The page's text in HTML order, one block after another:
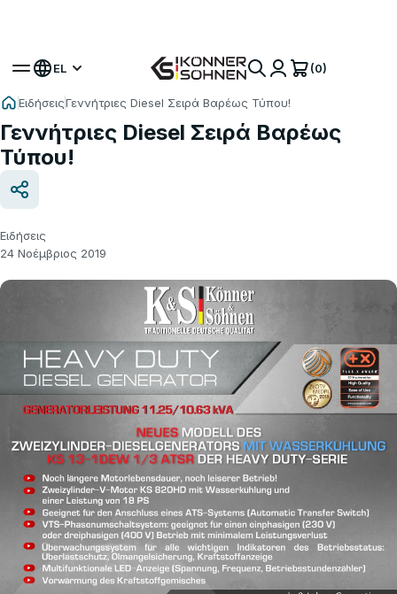
EL (0)
ΕιδήσειςΓεννήτριες Diesel Σειρά Βαρέως Τύπου!
Γεννήτριες Diesel Σειρά Βαρέως
Τύπου!
Ειδήσεις
24 Νοέμβριος 2019